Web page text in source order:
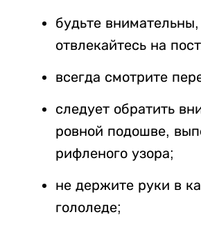
будьте
отвлекайтесь на
всегда смотрите
следует обратить
ровной подошве,
рифленого узора;
не держите руки в
гололеде;